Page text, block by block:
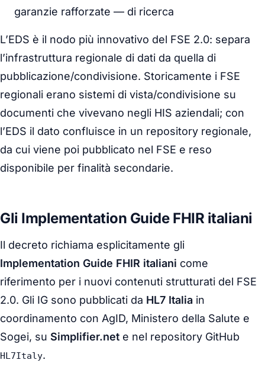
garanzie rafforzate — di ricerca
L’EDS è il nodo più innovativo del FSE 2.0: separa
l’infrastruttura regionale di dati da quella di
pubblicazione/condivisione. Storicamente i FSE
regionali erano sistemi di vista/condivisione su
documenti che vivevano negli HIS aziendali; con
l’EDS il dato confluisce in un repository regionale,
da cui viene poi pubblicato nel FSE e reso
disponibile per finalità secondarie.
Gli Implementation Guide FHIR italiani
Il decreto richiama esplicitamente gli
Implementation Guide FHIR italiani come
riferimento per i nuovi contenuti strutturati del FSE
2.0. Gli IG sono pubblicati da HL7 Italia in
coordinamento con AgID, Ministero della Salute e
Sogei, su Simplifier.net e nel repository GitHub
HL7Italy.